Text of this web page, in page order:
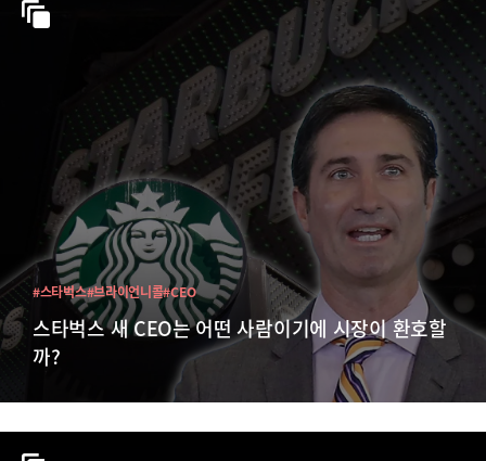
스타벅스 새 CEO는 어떤 사람이기에 시장이 환호할
까?
#스타벅스#브라이언니콜#CEO